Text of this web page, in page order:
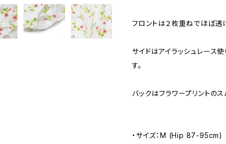
フロントは２枚重ねでほぼ透
サイドはアイラッシュレース
す。
バックはフラワープリントの
・サイズ：M (Hip 87-95cm)